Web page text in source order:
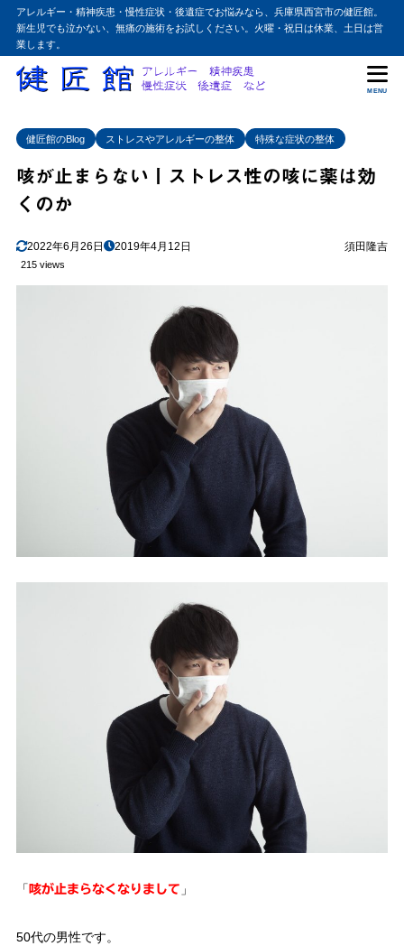
アレルギー・精神疾患・慢性症状・後遺症でお悩みなら、兵庫県西宮市の健匠館。
新生児でも泣かない、無痛の施術をお試しください。火曜・祝日は休業、土日は営
業します。
MENU
健匠館のBlog ストレスやアレルギーの整体 特殊な症状の整体
咳が止まらない丨ストレス性の咳に薬は効
くのか
2022年6月26日 2019年4月12日 須田隆吉
215 views
「 咳が止まらなくなりまして 」
50代の男性です。